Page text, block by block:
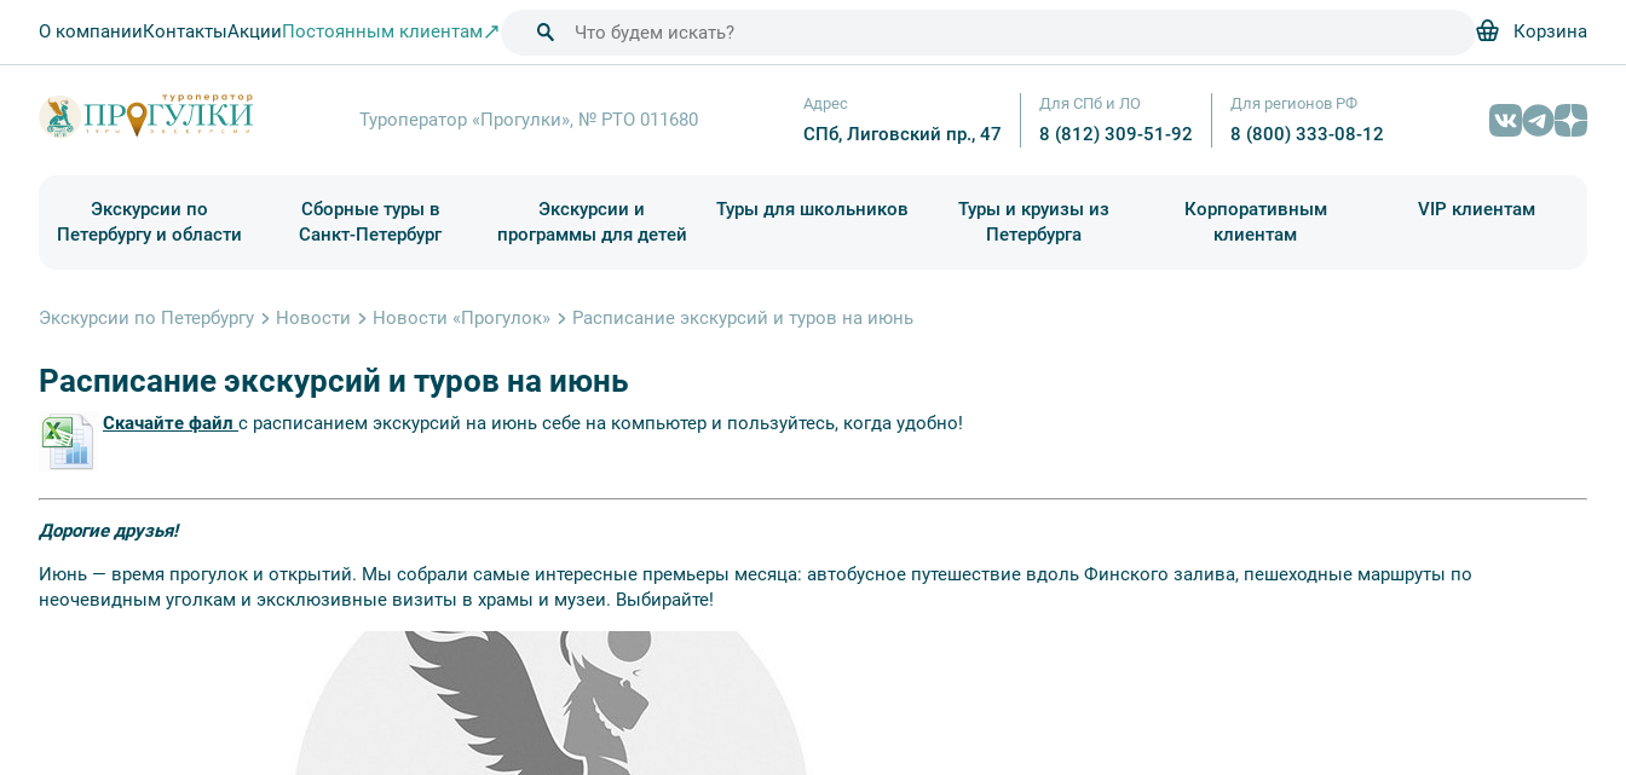
О компанииКонтактыАкцииПостоянным клиентам Корзина
Туроператор «Прогулки», № РТО 011680
Адрес
СПб, Лиговский пр., 47
Для СПб и ЛО
8 (812) 309-51-92
Для регионов РФ
8 (800) 333-08-12
Экскурсии по
Петербургу и области
Сборные туры в
Санкт-Петербург
Экскурсии и
программы для детей
Туры для школьников
Туры и круизы из
Петербурга
Корпоративным
клиентам
VIP клиентам
Экскурсии по Петербургу Новости Новости «Прогулок» Расписание экскурсий и туров на июнь
Расписание экскурсий и туров на июнь
Скачайте файл с расписанием экскурсий на июнь себе на компьютер и пользуйтесь, когда удобно!
Дорогие друзья!
Июнь — время прогулок и открытий. Мы собрали самые интересные премьеры месяца: автобусное путешествие вдоль Финского залива, пешеходные маршруты по
неочевидным уголкам и эксклюзивные визиты в храмы и музеи. Выбирайте!